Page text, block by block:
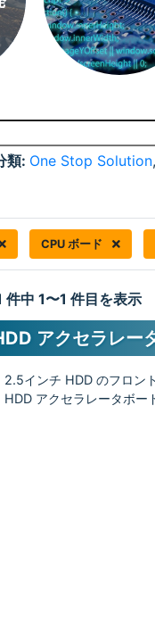
類: One Stop Solution,
CPU ボード
件中 1〜1 件目を表示
アクセラレー
2.5インチ HDD のフロン
HDD アクセラレータボー